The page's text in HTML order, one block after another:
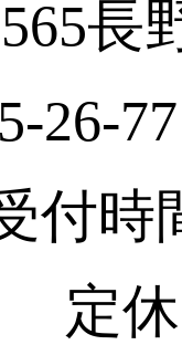
長
26-
付時
定